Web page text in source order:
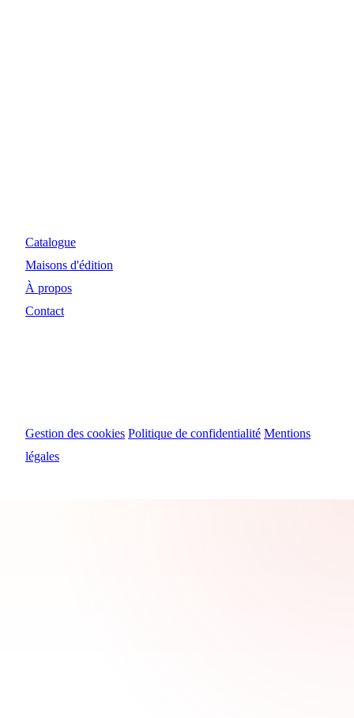
Catalogue
Maisons d'édition
À propos
Contact
Gestion des cookies Politique de confidentialité Mentions
légales